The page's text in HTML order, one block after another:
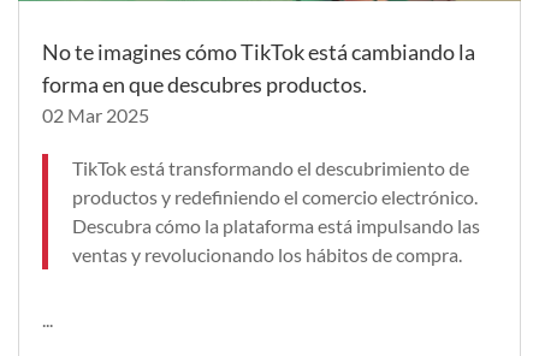
No te imagines cómo TikTok está cambiando la
forma en que descubres productos.
02 Mar 2025
TikTok está transformando el descubrimiento de
productos y redefiniendo el comercio electrónico.
Descubra cómo la plataforma está impulsando las
ventas y revolucionando los hábitos de compra.